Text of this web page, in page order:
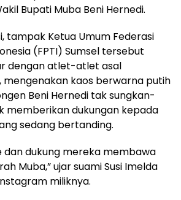
Bupati Muba Beni Hernedi.
tampak Ketua Umum Federasi
(FPTI) Sumsel tersebut
dengan atlet-atlet asal
mengenakan kaos berwarna putih
Beni Hernedi tak sungkan-
memberikan dukungan kepada
sedang bertanding.
dan dukung mereka membawa
Muba,” ujar suami Susi Imelda
miliknya.